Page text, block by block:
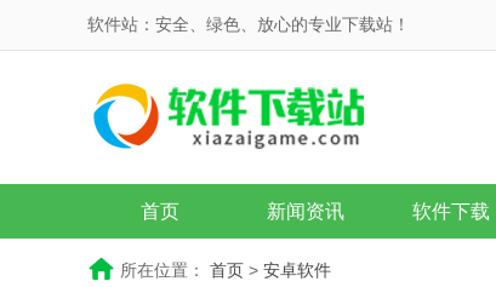
软件站：安全、绿色、放心的专业下载站！
首页 新闻资讯 软件下载
所在位置： 首页 > 安卓软件